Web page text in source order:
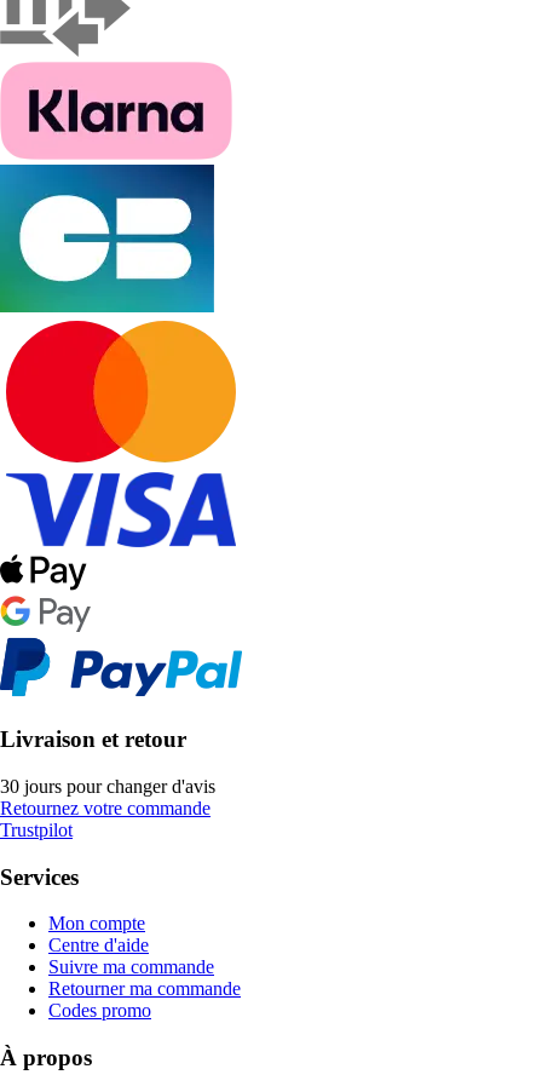
Livraison et retour
30 jours pour changer d'avis
Retournez votre commande
Trustpilot
Services
Mon compte
Centre d'aide
Suivre ma commande
Retourner ma commande
Codes promo
À propos